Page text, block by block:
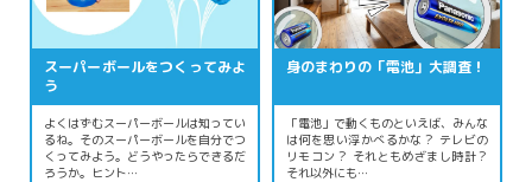
スーパーボールをつくってみよ
う
よくはずむスーパーボールは知ってい
るね。そのスーパーボールを自分でつ
くってみよう。どうやったらできるだ
ろうか。ヒント…
身のまわりの「電池」大調査！
「電池」で動くものといえば、みんな
は何を思い浮かべるかな？ テレビの
リモコン？ それともめざまし時計？
それ以外にも…